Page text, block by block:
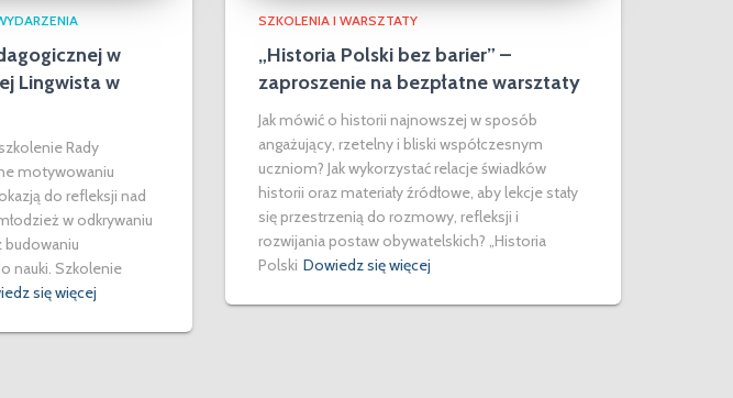
w
Lingwista w
Rady
motywowaniu
do refleksji nad
w odkrywaniu
budowaniu
nauki. Szkolenie
się więcej
SZKOLENIA I WARSZTATY
„Historia Polski bez barier” –
zaproszenie na bezpłatne warsztaty
Jak mówić o historii najnowszej w sposób
angażujący, rzetelny i bliski współczesnym
uczniom? Jak wykorzystać relacje świadków
historii oraz materiały źródłowe, aby lekcje stały
się przestrzenią do rozmowy, refleksji i
rozwijania postaw obywatelskich? „Historia
Polski Dowiedz się więcej